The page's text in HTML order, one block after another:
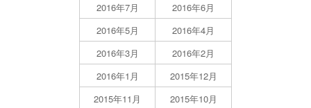
2016年7月
2016年6月
2016年5月
2016年4月
2016年3月
2016年2月
2016年1月
2015年12月
2015年11月
2015年10月